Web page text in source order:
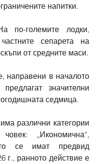
напитки.
по-големите лодки,
сепарета на
от средните маси.
направени в началото
значителни
седмица.
различни категории
„Икономична“,
се имат предвид
г., ранното действие е